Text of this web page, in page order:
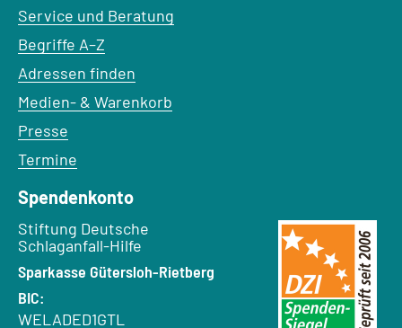
Service und Beratung
Begriffe A–Z
Adressen finden
Medien- & Warenkorb
Presse
Termine
Spendenkonto
Empfänger:
Stiftung Deutsche
Schlaganfall-Hilfe
Bank:
Sparkasse Gütersloh-Rietberg
BIC:
WELADED1GTL